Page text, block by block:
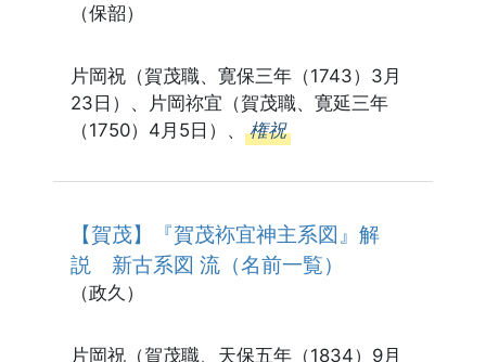
（保韶）
片岡祝（賀茂職、寛保三年（1743）3月
23日）、片岡祢宜（賀茂職、寛延三年
（1750）4月5日）、 権祝
【賀茂】『賀茂袮宜神主系図』解
説 新古系図 流（名前一覧）
（政久）
片岡祝（賀茂職、天保五年（1834）9月